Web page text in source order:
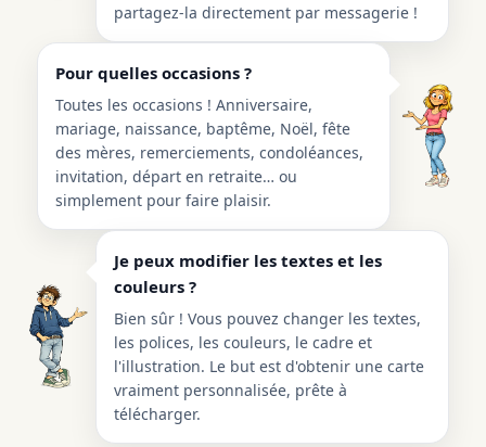
partagez-la directement par messagerie !
Pour quelles occasions ?
Toutes les occasions ! Anniversaire,
mariage, naissance, baptême, Noël, fête
des mères, remerciements, condoléances,
invitation, départ en retraite… ou
simplement pour faire plaisir.
Je peux modifier les textes et les
couleurs ?
Bien sûr ! Vous pouvez changer les textes,
les polices, les couleurs, le cadre et
l'illustration. Le but est d'obtenir une carte
vraiment personnalisée, prête à
télécharger.